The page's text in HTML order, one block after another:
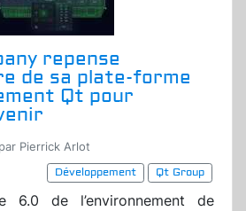
repense
de sa plate-forme
Qt pour
Pierrick Arlot
Développement
Qt Group
6.0 de l’environnement de